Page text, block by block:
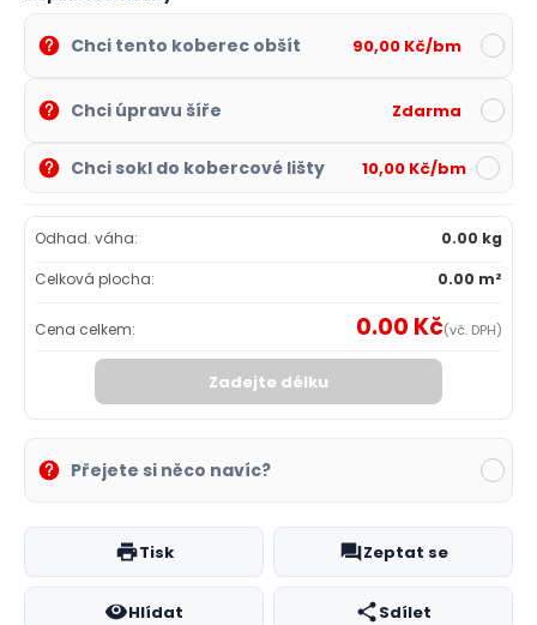
Chci tento koberec obšít 90,00 Kč/bm
Chci úpravu šíře Zdarma
Chci sokl do kobercové lišty 10,00 Kč/bm
Odhad. váha:
0.00 kg
Celková plocha:
0.00 m²
Cena celkem: 0.00 Kč(vč. DPH)
Zadejte délku
Přejete si něco navíc?
Tisk Zeptat se
Hlídat Sdílet